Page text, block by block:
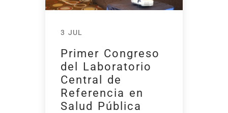
3 JUL
Primer Congreso
del Laboratorio
Central de
Referencia en
Salud Pública